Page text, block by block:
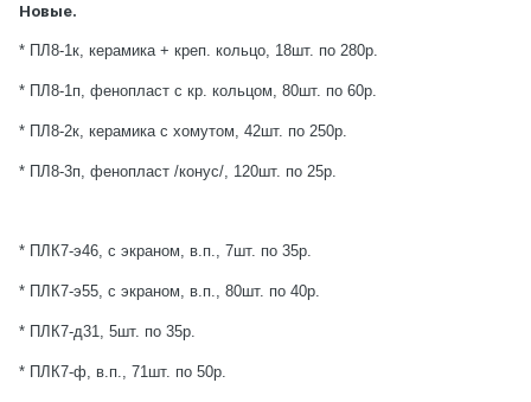
Новые.
* ПЛ8-1к, керамика + креп. кольцо, 18шт. по 280р.
* ПЛ8-1п, фенопласт с кр. кольцом, 80шт. по 60р.
* ПЛ8-2к, керамика с хомутом, 42шт. по 250р.
* ПЛ8-3п, фенопласт /конус/, 120шт. по 25р.
* ПЛК7-э46, с экраном, в.п., 7шт. по 35р.
* ПЛК7-э55, с экраном, в.п., 80шт. по 40р.
* ПЛК7-д31, 5шт. по 35р.
* ПЛК7-ф, в.п., 71шт. по 50р.